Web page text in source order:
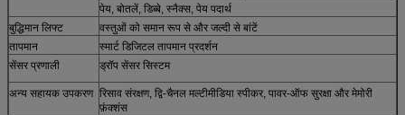
पेय, बोतलें, डिब्बे, स्नैक्स, पेय पदार्थ
बुद्धिमान लिफ्ट
वस्तुओं को समान रूप से और जल्दी से बांटें
तापमान
स्मार्ट डिजिटल तापमान प्रदर्शन
सेंसर प्रणाली
ड्रॉप सेंसर सिस्टम
अन्य सहायक उपकरण रिसाव संरक्षण, द्वि-चैनल मल्टीमीडिया स्पीकर, पावर-ऑफ सुरक्षा और मेमोरी
फ़ंक्शंस